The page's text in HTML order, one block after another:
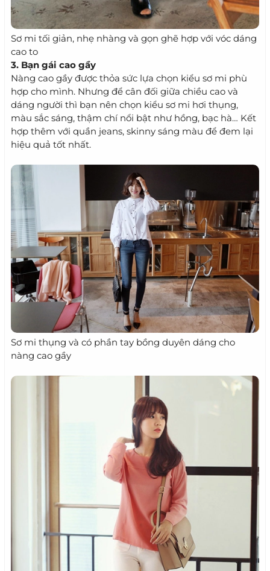
Sơ mi tối giản, nhẹ nhàng và gọn ghẽ hợp với vóc dáng
cao to
3. Bạn gái cao gầy
Nàng cao gầy được thỏa sức lựa chọn kiểu sơ mi phù
hợp cho mình. Nhưng để cân đối giữa chiều cao và
dáng người thì bạn nên chọn kiểu sơ mi hơi thụng,
màu sắc sáng, thậm chí nổi bật như hồng, bạc hà… Kết
hợp thêm với quần jeans, skinny sáng màu để đem lại
hiệu quả tốt nhất.
Sơ mi thụng và có phần tay bồng duyên dáng cho
nàng cao gầy